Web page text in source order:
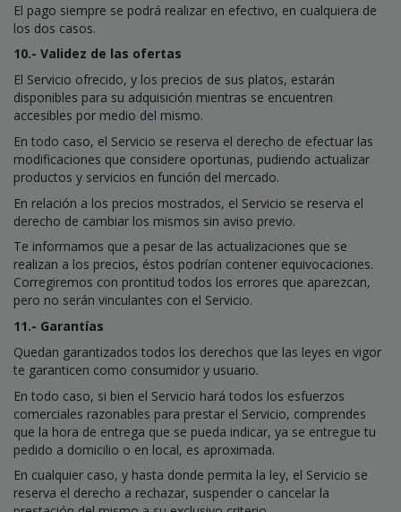
El pago siempre se podrá realizar en efectivo, en cualquiera de
los dos casos.
10.- Validez de las ofertas
El Servicio ofrecido, y los precios de sus platos, estarán
disponibles para su adquisición mientras se encuentren
accesibles por medio del mismo.
En todo caso, el Servicio se reserva el derecho de efectuar las
modificaciones que considere oportunas, pudiendo actualizar
productos y servicios en función del mercado.
En relación a los precios mostrados, el Servicio se reserva el
derecho de cambiar los mismos sin aviso previo.
Te informamos que a pesar de las actualizaciones que se
realizan a los precios, éstos podrían contener equivocaciones.
Corregiremos con prontitud todos los errores que aparezcan,
pero no serán vinculantes con el Servicio.
11.- Garantías
Quedan garantizados todos los derechos que las leyes en vigor
te garanticen como consumidor y usuario.
En todo caso, si bien el Servicio hará todos los esfuerzos
comerciales razonables para prestar el Servicio, comprendes
que la hora de entrega que se pueda indicar, ya se entregue tu
pedido a domicilio o en local, es aproximada.
En cualquier caso, y hasta donde permita la ley, el Servicio se
reserva el derecho a rechazar, suspender o cancelar la